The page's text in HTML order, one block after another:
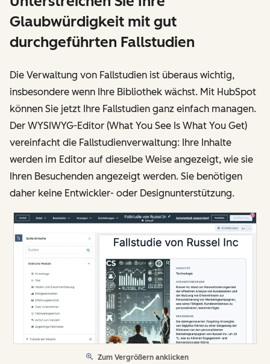
Glaubwürdigkeit mit gut
durchgeführten Fallstudien
Die Verwaltung von Fallstudien ist überaus wichtig,
insbesondere wenn Ihre Bibliothek wächst. Mit HubSpot
können Sie jetzt Ihre Fallstudien ganz einfach managen.
Der WYSIWYG-Editor (What You See Is What You Get)
vereinfacht die Fallstudienverwaltung: Ihre Inhalte
werden im Editor auf dieselbe Weise angezeigt, wie sie
Ihren Besuchenden angezeigt werden. Sie benötigen
daher keine Entwickler- oder Designunterstützung.
Zum Vergrößern anklicken